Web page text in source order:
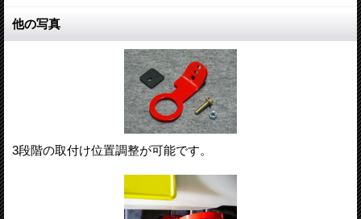
他の写真
3段階の取付け位置調整が可能です。